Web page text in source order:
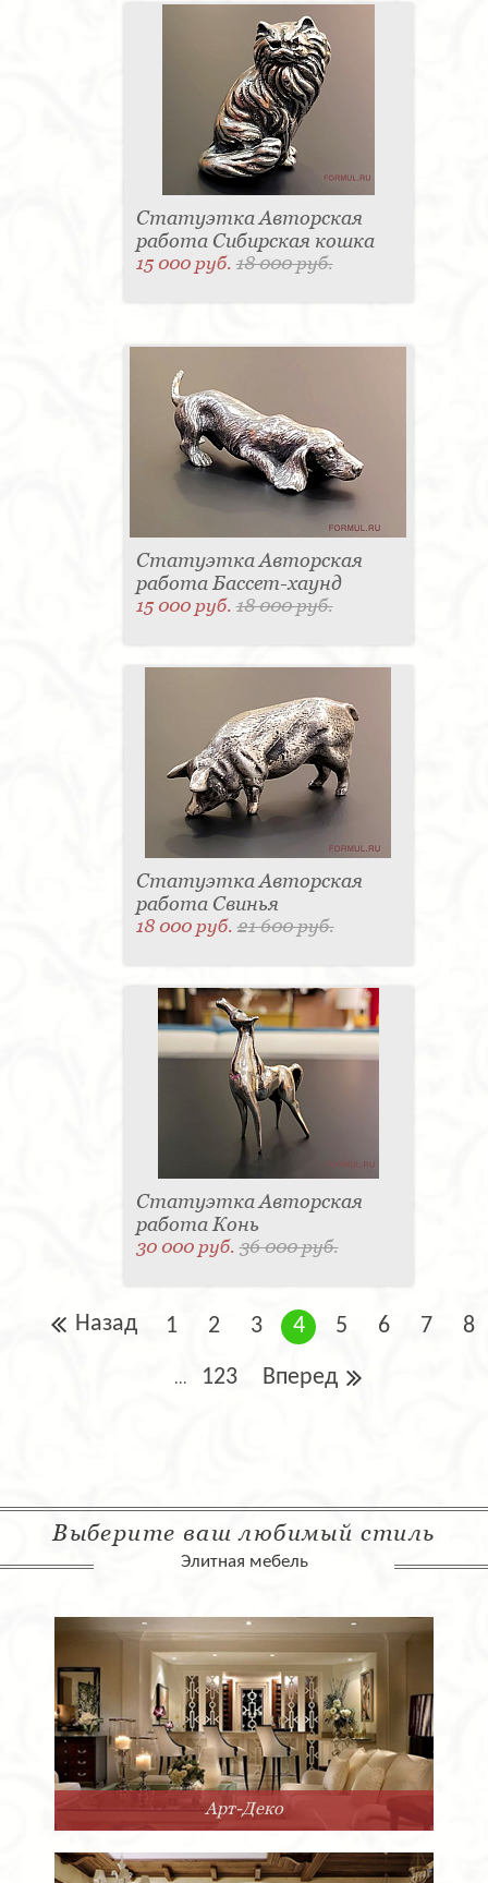
Статуэтка Авторская
работа Сибирская кошка
15 000 руб.18 000 руб.
Статуэтка Авторская
работа Бассет-хаунд
15 000 руб.18 000 руб.
Статуэтка Авторская
работа Свинья
18 000 руб.21 600 руб.
Статуэтка Авторская
работа Конь
30 000 руб.36 000 руб.
Назад 1 2 3 4 5 6 7 8
... 123 Вперед
Выберите ваш любимый стиль
Элитная мебель
Арт-Деко